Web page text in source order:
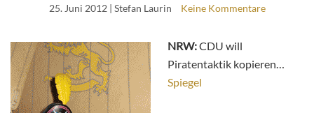
25. Juni 2012| Stefan Laurin Keine Kommentare
NRW:CDU will
Piratentaktik kopieren…
Spiegel